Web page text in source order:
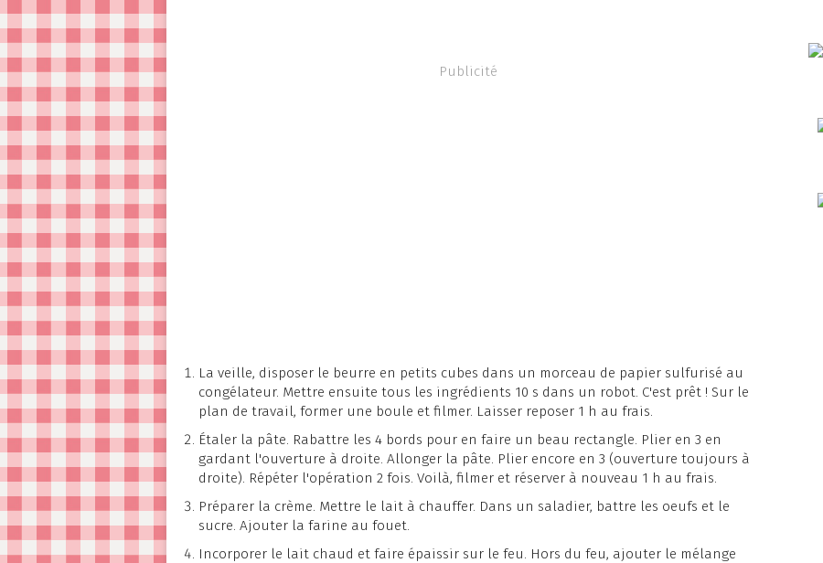
Publicité
La veille, disposer le beurre en petits cubes dans un morceau de papier sulfurisé au
congélateur. Mettre ensuite tous les ingrédients 10 s dans un robot. C'est prêt ! Sur le
plan de travail, former une boule et filmer. Laisser reposer 1 h au frais.
Étaler la pâte. Rabattre les 4 bords pour en faire un beau rectangle. Plier en 3 en
gardant l'ouverture à droite. Allonger la pâte. Plier encore en 3 (ouverture toujours à
droite). Répéter l'opération 2 fois. Voilà, filmer et réserver à nouveau 1 h au frais.
Préparer la crème. Mettre le lait à chauffer. Dans un saladier, battre les oeufs et le
sucre. Ajouter la farine au fouet.
Incorporer le lait chaud et faire épaissir sur le feu. Hors du feu, ajouter le mélange